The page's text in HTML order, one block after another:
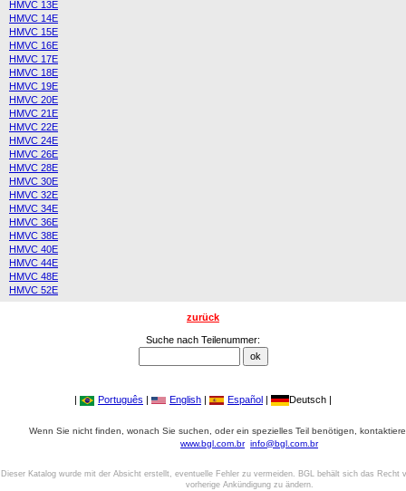
HMVC 13E
HMVC 14E
HMVC 15E
HMVC 16E
HMVC 17E
HMVC 18E
HMVC 19E
HMVC 20E
HMVC 21E
HMVC 22E
HMVC 24E
HMVC 26E
HMVC 28E
HMVC 30E
HMVC 32E
HMVC 34E
HMVC 36E
HMVC 38E
HMVC 40E
HMVC 44E
HMVC 48E
HMVC 52E
zurück
Suche nach Teilenummer:
| Português | English | Español | Deutsch |
Wenn Sie nicht finden, wonach Sie suchen, oder ein spezielles Teil benötigen,
www.bgl.com.br info@bgl.com.br
Dieser Katalog wurde mit der Absicht erstellt, eventuelle Fehler zu vermeiden. BGL behält sich das Recht
vorherige Ankündigung zu ändern.